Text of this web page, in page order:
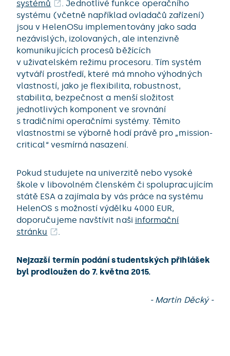
systémů
. Jednotlivé funkce operačního
systému (včetně například ovladačů zařízení)
jsou v HelenOSu implementovány jako sada
nezávislých, izolovaných, ale intenzivně
komunikujících procesů běžících
v uživatelském režimu procesoru. Tím systém
vytváří prostředí, které má mnoho výhodných
vlastností, jako je flexibilita, robustnost,
stabilita, bezpečnost a menší složitost
jednotlivých komponent ve srovnání
s tradičními operačními systémy. Těmito
vlastnostmi se výborně hodí právě pro „mission-
critical“ vesmírná nasazení.
Pokud studujete na univerzitě nebo vysoké
škole v libovolném členském či spolupracujícím
státě ESA a zajímala by vás práce na systému
HelenOS s možností výdělku 4000 EUR,
doporučujeme navštívit naši informační
stránku
.
Nejzazší termín podání studentských přihlášek
byl prodloužen do 7. května 2015.
- Martin Děcký -